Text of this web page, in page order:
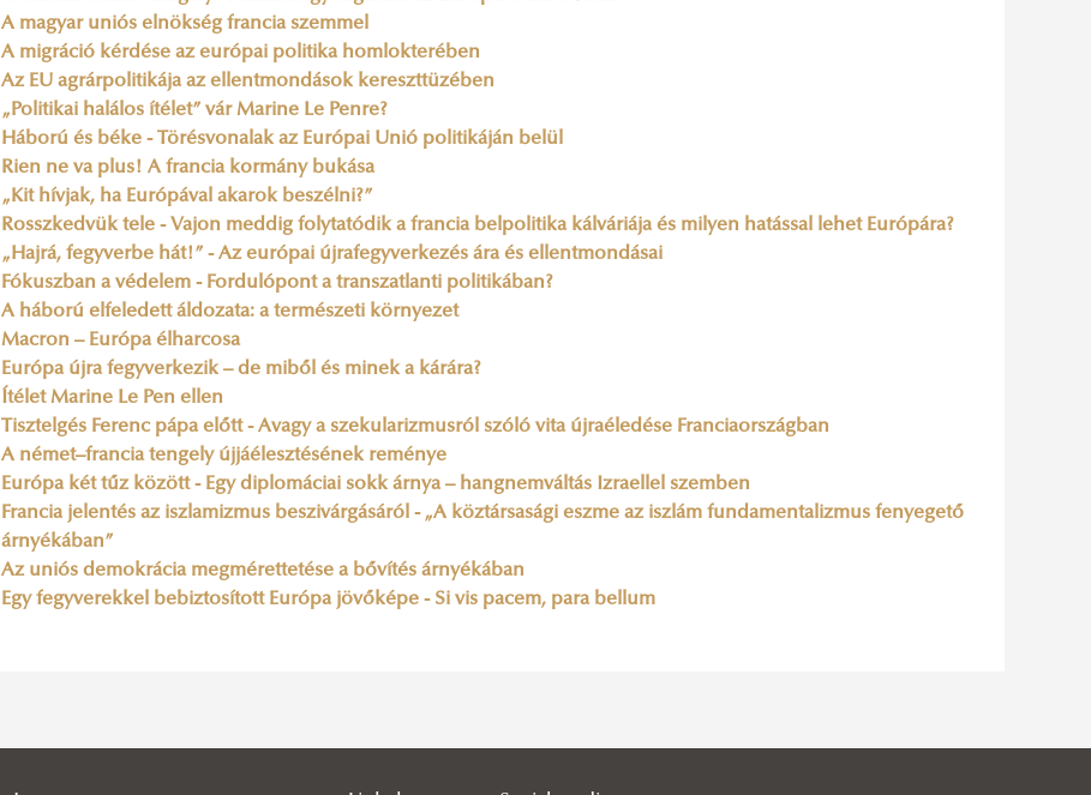
A magyar uniós elnökség francia szemmel
A migráció kérdése az európai politika homlokterében
Az EU agrárpolitikája az ellentmondások kereszttüzében
„Politikai halálos ítélet” vár Marine Le Penre?
Háború és béke - Törésvonalak az Európai Unió politikáján belül
Rien ne va plus! A francia kormány bukása
„Kit hívjak, ha Európával akarok beszélni?”
Rosszkedvük tele - Vajon meddig folytatódik a francia belpolitika kálváriája és milyen hatással lehet Európára?
„Hajrá, fegyverbe hát!” - Az európai újrafegyverkezés ára és ellentmondásai
Fókuszban a védelem - Fordulópont a transzatlanti politikában?
A háború elfeledett áldozata: a természeti környezet
Macron – Európa élharcosa
Európa újra fegyverkezik – de miből és minek a kárára?
Ítélet Marine Le Pen ellen
Tisztelgés Ferenc pápa előtt - Avagy a szekularizmusról szóló vita újraéledése Franciaországban
A német–francia tengely újjáélesztésének reménye
Európa két tűz között - Egy diplomáciai sokk árnya – hangnemváltás Izraellel szemben
Francia jelentés az iszlamizmus beszivárgásáról - „A köztársasági eszme az iszlám fundamentalizmus fenyegető
árnyékában”
Az uniós demokrácia megmérettetése a bővítés árnyékában
Egy fegyverekkel bebiztosított Európa jövőképe - Si vis pacem, para bellum